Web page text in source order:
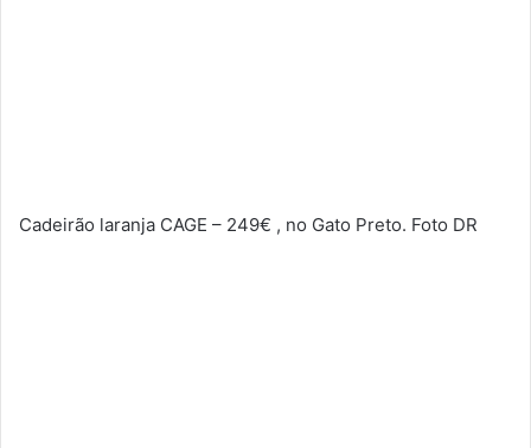
Cadeirão laranja CAGE – 249€ , no Gato Preto. Foto DR